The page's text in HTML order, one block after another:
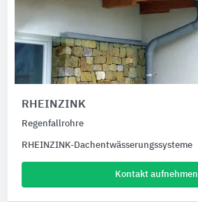
RHEINZINK
Regenfallrohre
RHEINZINK-Dachentwässerungssysteme
Kontakt aufnehmen